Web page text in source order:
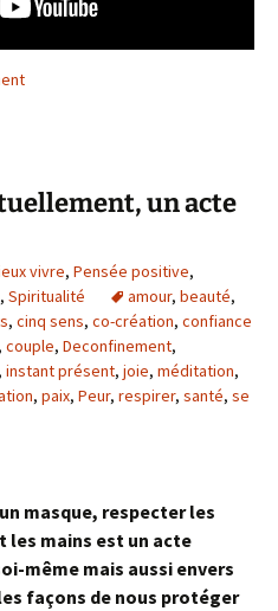
un acte
vivre, Pensée positive,
, Spiritualité amour, beauté,
, cinq sens, co-création, confiance
, couple, Deconfinement,
, instant présent, joie, méditation,
, paix, Peur, respirer, santé, se
masque, respecter les
les mains est un acte
même mais aussi envers
façons de nous protéger